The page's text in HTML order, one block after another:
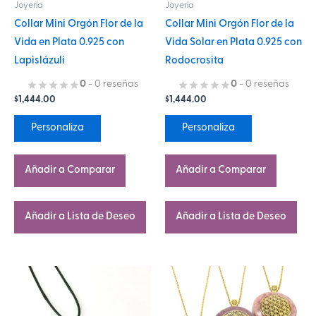
Joyería
Collar Mini Orgón Flor de la
Vida en Plata 0.925 con
Lapislázuli
0 - 0 reseñas
$1,444.00
Personaliza
elegir
en
página
Añadir a Comparar
Añadir a Lista de Deseo
Joyería
Collar Mini Orgón Flor de la
Vida Solar en Plata 0.925 con
Rodocrosita
0 - 0 reseñas
$1,444.00
Personaliza
elegir
en
página
Añadir a Comparar
Añadir a Lista de Deseo
Este
producto
tiene